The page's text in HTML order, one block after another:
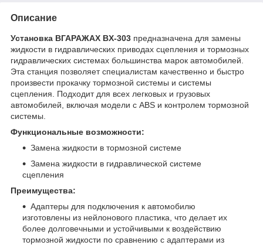
Описание
Установка ВГАРАЖАХ BX-303 предназначена для замены
жидкости в гидравлических приводах сцепления и тормозных
гидравлических системах большинства марок автомобилей.
Эта станция позволяет специалистам качественно и быстро
произвести прокачку тормозной системы и системы
сцепления. Подходит для всех легковых и грузовых
автомобилей, включая модели с ABS и контролем тормозной
системы.
Функциональные возможности:
Замена жидкости в тормозной системе
Замена жидкости в гидравлической системе
сцепления
Преимущества:
Адаптеры для подключения к автомобилю
изготовлены из нейлонового пластика, что делает их
более долговечными и устойчивыми к воздействию
тормозной жидкости по сравнению с адаптерами из